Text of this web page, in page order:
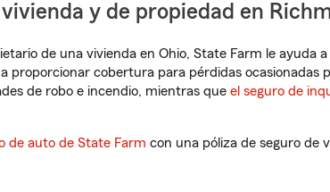
y de propiedad en
de una vivienda en Ohio, State Farm le ayuda
proporcionar cobertura para pérdidas ocasionadas
de robo e incendio, mientras que el seguro de
de auto de State Farm con una póliza de seguro de